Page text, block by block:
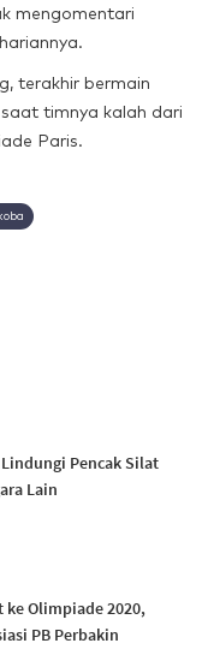
mengomentari
terakhir bermain
timnya kalah dari
Paris.
Pencak Silat
Lain
ke Olimpiade 2020,
PB Perbakin